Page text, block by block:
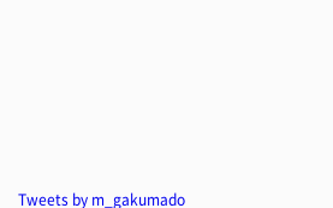
Tweets by m_gakumado